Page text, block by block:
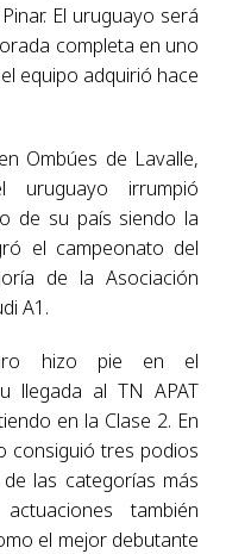
El uruguayo será
completa en uno
equipo adquirió hace
Ombúes de Lavalle,
uruguayo irrumpió
de su país siendo la
el campeonato del
de la Asociación
A1.
hizo pie en el
llegada al TN APAT
en la Clase 2. En
consiguió tres podios
las categorías más
también
el mejor debutante